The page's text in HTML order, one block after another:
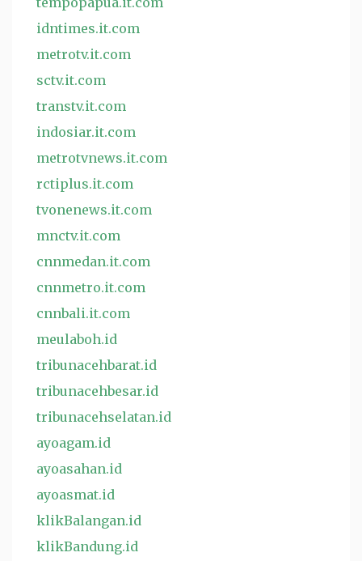
idntimes.it.com
metrotv.it.com
sctv.it.com
transtv.it.com
indosiar.it.com
metrotvnews.it.com
rctiplus.it.com
tvonenews.it.com
mnctv.it.com
cnnmedan.it.com
cnnmetro.it.com
cnnbali.it.com
meulaboh.id
tribunacehbarat.id
tribunacehbesar.id
tribunacehselatan.id
ayoagam.id
ayoasahan.id
ayoasmat.id
klikBalangan.id
klikBandung.id